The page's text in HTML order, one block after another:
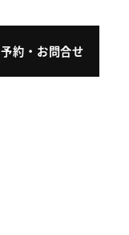
予約・お問合せ